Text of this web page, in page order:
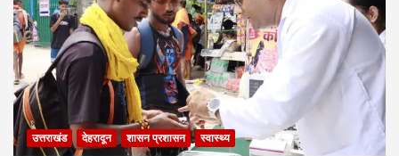
उत्तराखंड देहरादून शासन प्रशासन स्वास्थ्य